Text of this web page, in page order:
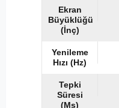
Ekran
Büyüklüğü
(İnç)
Yenileme
Hızı (Hz)
Tepki
Süresi
(Ms)